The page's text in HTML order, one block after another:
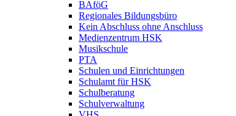
BAföG
Regionales Bildungsbüro
Kein Abschluss ohne Anschluss
Medienzentrum HSK
Musikschule
PTA
Schulen und Einrichtungen
Schulamt für HSK
Schulberatung
Schulverwaltung